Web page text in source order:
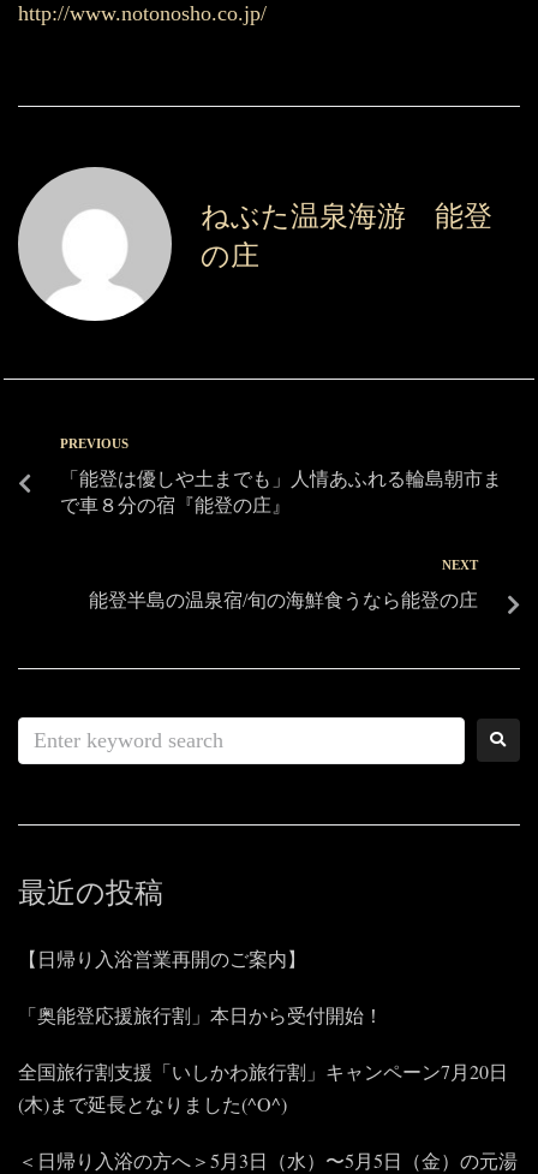
http://www.notonosho.co.jp/
ねぶた温泉海游 能登
の庄
PREVIOUS
「能登は優しや土までも」人情あふれる輪島朝市ま
で車８分の宿『能登の庄』
NEXT
能登半島の温泉宿/旬の海鮮食うなら能登の庄
最近の投稿
【日帰り入浴営業再開のご案内】
「奥能登応援旅行割」本日から受付開始！
全国旅行割支援「いしかわ旅行割」キャンペーン7月20日
(木)まで延長となりました(^O^)
＜日帰り入浴の方へ＞5月3日（水）〜5月5日（金）の元湯